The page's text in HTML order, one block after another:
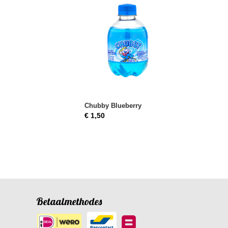
Chubby Blueberry
€ 1,50
Betaalmethodes